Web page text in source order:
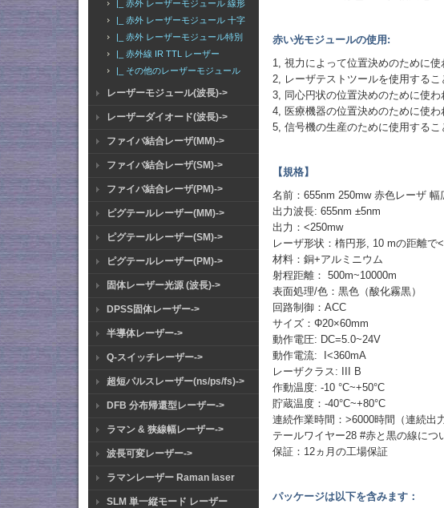
|_ 赤外 レーザーモジュール 線形
|_ 赤外 レーザーモジュール 十字
|_ 赤外 レーザーモジュール特別
|_ 赤外線 IR TTL レーザー
|_ その他のレーザーモジュール
レーザーモジュール(波長)->
レーザーダイオード(波長)->
ファイバ結合レーザ(MM)->
ファイバ結合レーザ(SM)->
ファイバ結合レーザ(PM)->
ピグテールレーザー(MM)->
ピグテールレーザー(SM)->
ピグテールレーザー(PM)->
固体レーザー光源 (波長)->
DPSS固体レーザー->
半導体レーザー->
Q-スイッチレーザー->
超短パルスレーザー(ns/ps/fs)->
DFB 分布帰還型レーザー->
ラマン & 狭線幅レーザー->
波長可変レーザー->
ラマンレーザー Raman laser
SLM 単一縦モード レーザー
赤い光モジュールの使用:
1, 視力によって位置決めのために
2, レーザテストツールを使用するこ
3, 同心円状の位置決めのために使
4, 医療機器の位置決めのために使わ
5, 信号機の生産のために使用するこ
【規格】
名前：655nm 250mw 赤色レーザ
出力波長: 655nm ±5nm
出力：<250mw
レーザ形状：楕円形, 10 mの距離で
材料：銅+アルミニウム
射程距離： 500m~10000m
表面処理/色：黒色（酸化霧黒）
回路制御：ACC
サイズ：Φ20×60mm
動作電圧: DC=5.0~24V
動作電流: I<360mA
レーザクラス: III B
作動温度: -10 °C~+50°C
貯蔵温度：-40°C~+80°C
連続作業時間：>6000時間（連続出力
テールワイヤー28 #赤と黒の線につ
保証：12ヵ月の工場保証
パッケージは以下を含みます：